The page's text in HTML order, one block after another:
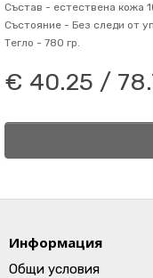
Състав - естествена кожа
Състояние - Без следи от
Тегло - 780 гр.
€ 40.25 /
Информация
Общи условия